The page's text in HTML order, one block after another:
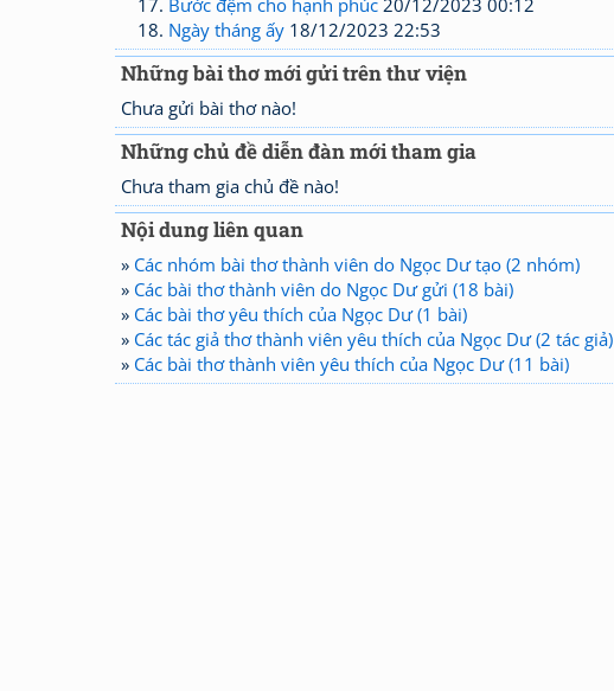
Bước đệm cho hạnh phúc 20/12/2023 00:12
Ngày tháng ấy 18/12/2023 22:53
Những bài thơ mới gửi trên thư viện
Chưa gửi bài thơ nào!
Những chủ đề diễn đàn mới tham gia
Chưa tham gia chủ đề nào!
Nội dung liên quan
» Các nhóm bài thơ thành viên do Ngọc Dư tạo (2 nhóm)
» Các bài thơ thành viên do Ngọc Dư gửi (18 bài)
» Các bài thơ yêu thích của Ngọc Dư (1 bài)
» Các tác giả thơ thành viên yêu thích của Ngọc Dư (2 tác giả)
» Các bài thơ thành viên yêu thích của Ngọc Dư (11 bài)